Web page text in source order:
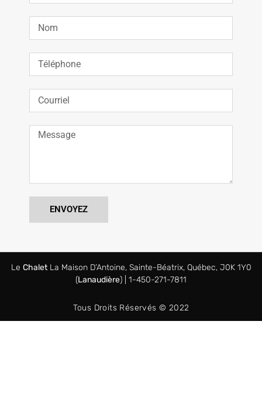
ENVOYEZ
Le ChaletLa Maison D’Antoine, Sainte-Béatrix, Québec, J0K 1Y0
(Lanaudière) | 1-450-271-7811
Tous Droits Réservés © 2022